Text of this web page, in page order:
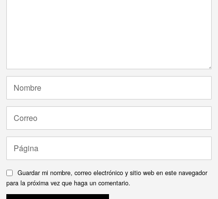
Guardar mi nombre, correo electrónico y sitio web en este navegador
para la próxima vez que haga un comentario.